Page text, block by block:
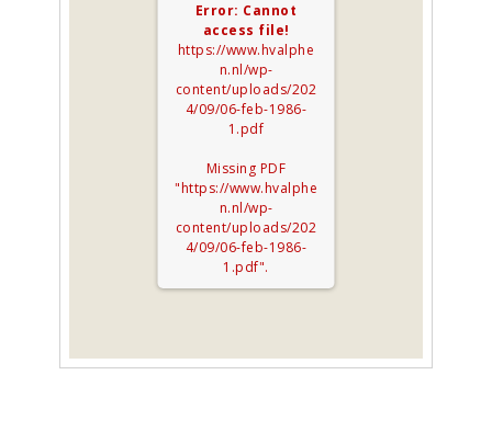
Error: Cannot
access file!
https://www.hvalphe
n.nl/wp-
content/uploads/202
4/09/06-feb-1986-
1.pdf
Missing PDF
"https://www.hvalphe
n.nl/wp-
content/uploads/202
4/09/06-feb-1986-
1.pdf".